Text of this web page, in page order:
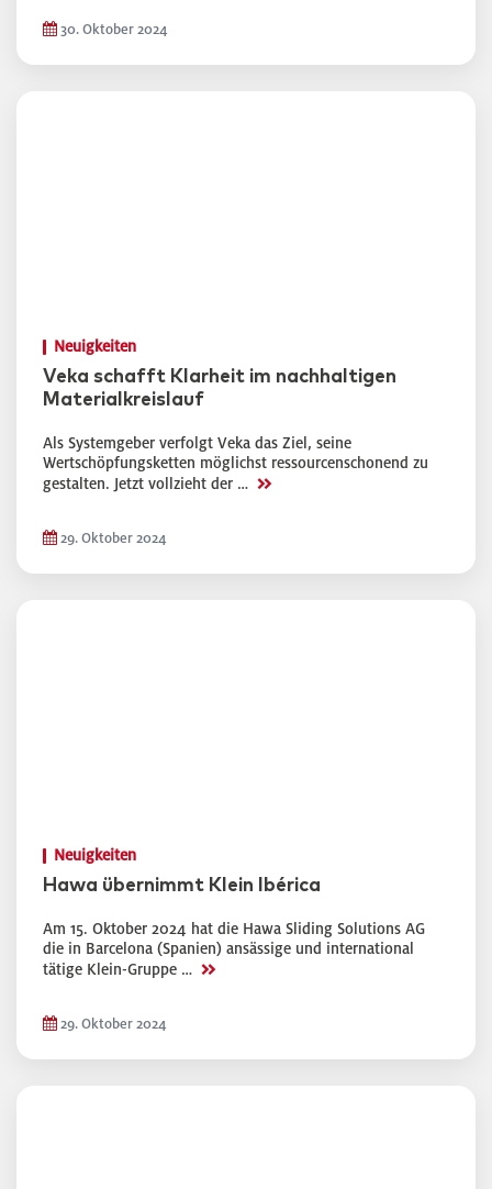
30. Oktober 2024
Neuigkeiten
Veka schafft Klarheit im nachhaltigen
Materialkreislauf
Als Systemgeber verfolgt Veka das Ziel, seine
Wertschöpfungsketten möglichst ressourcenschonend zu
gestalten. Jetzt vollzieht der … >>
29. Oktober 2024
Neuigkeiten
Hawa übernimmt Klein Ibérica
Am 15. Oktober 2024 hat die Hawa Sliding Solutions AG
die in Barcelona (Spanien) ansässige und international
tätige Klein-Gruppe … >>
29. Oktober 2024